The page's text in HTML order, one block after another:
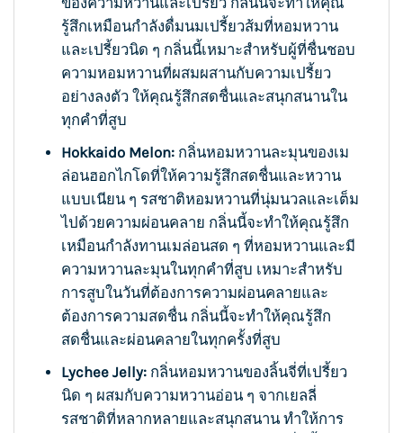
รู้สึกเหมือนกำลังดื่มนมเปรี้ยวส้มที่หอมหวาน
และเปรี้ยวนิด ๆ กลิ่นนี้เหมาะสำหรับผู้ที่ชื่นชอบ
ความหอมหวานที่ผสมผสานกับความเปรี้ยว
อย่างลงตัว ให้คุณรู้สึกสดชื่นและสนุกสนานใน
ทุกคำที่สูบ
Hokkaido Melon:กลิ่นหอมหวานละมุนของเม
ล่อนฮอกไกโดที่ให้ความรู้สึกสดชื่นและหวาน
แบบเนียน ๆ รสชาติหอมหวานที่นุ่มนวลและเต็ม
ไปด้วยความผ่อนคลาย กลิ่นนี้จะทำให้คุณรู้สึก
เหมือนกำลังทานเมล่อนสด ๆ ที่หอมหวานและมี
ความหวานละมุนในทุกคำที่สูบ เหมาะสำหรับ
การสูบในวันที่ต้องการความผ่อนคลายและ
ต้องการความสดชื่น กลิ่นนี้จะทำให้คุณรู้สึก
สดชื่นและผ่อนคลายในทุกครั้งที่สูบ
Lychee Jelly:กลิ่นหอมหวานของลิ้นจี่ที่เปรี้ยว
นิด ๆ ผสมกับความหวานอ่อน ๆ จากเยลลี่
รสชาติที่หลากหลายและสนุกสนาน ทำให้การ